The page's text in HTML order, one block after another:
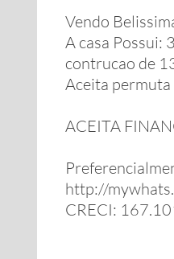
Vendo
A casa Possui:
contrucao de
Aceita
ACEITA
http://
CRECI: